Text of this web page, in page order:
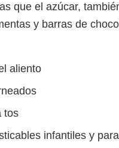
que el azúcar,
y barras de
aliento
tos
infantiles y